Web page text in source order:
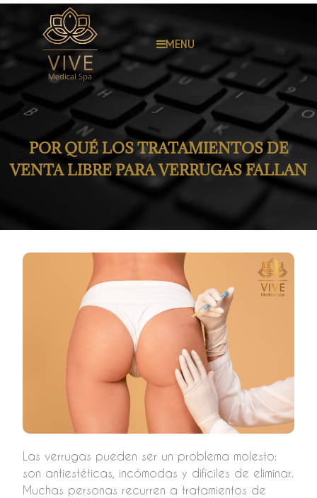
MENU
POR QUÉ LOS TRATAMIENTOS DE
VENTA LIBRE PARA VERRUGAS FALLAN
Las verrugas pueden ser un problema molesto:
son antiestéticas, incómodas y difíciles de eliminar.
Muchas personas recurren a tratamientos de